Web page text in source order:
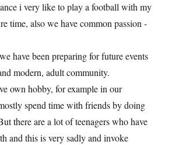
i very like to play a football with my
time, also we have common passion -
have been preparing for future events
modern, adult community.
own hobby, for example in our
spend time with friends by doing
there are a lot of teenagers who have
and this is very sadly and invoke